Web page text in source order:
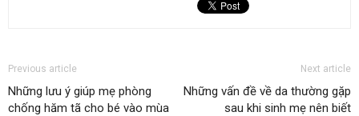
Previous article
Những lưu ý giúp mẹ phòng
chống hăm tã cho bé vào mùa
Next article
Những vấn đề về da thường gặp
sau khi sinh mẹ nên biết